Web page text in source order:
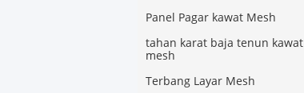
Panel Pagar kawat Mesh
tahan karat baja tenun kawat
mesh
Terbang Layar Mesh